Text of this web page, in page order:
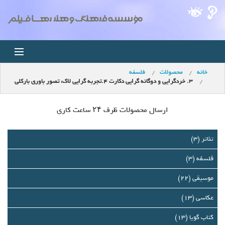
خانه
فروشگاه
مجله ویدئویی
کودک
خانه محصولات
فلسفه
3. خردگرایی و دوگانه گرایی دكارت 4.تجربه گرایی لاك، تصور باوری باركلی
ارسال محصولات ظرف ۲۴ ساعت کاری
تئاتر (3)
فلسفه (3)
موسیقی (22)
عکاسی (13)
کتاب گویا (13)